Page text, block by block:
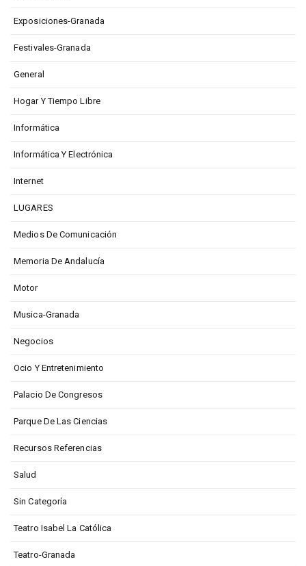
Exposiciones-Granada
Festivales-Granada
General
Hogar Y Tiempo Libre
Informática
Informática Y Electrónica
Internet
LUGARES
Medios De Comunicación
Memoria De Andalucía
Motor
Musica-Granada
Negocios
Ocio Y Entretenimiento
Palacio De Congresos
Parque De Las Ciencias
Recursos Referencias
Salud
Sin Categoría
Teatro Isabel La Católica
Teatro-Granada